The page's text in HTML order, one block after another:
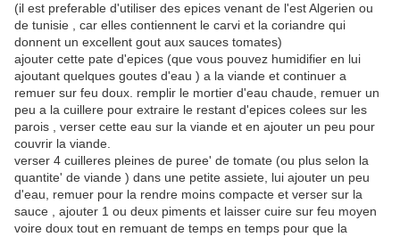
(il est preferable d'utiliser des epices venant de l'est Algerien ou
de tunisie , car elles contiennent le carvi et la coriandre qui
donnent un excellent gout aux sauces tomates)
ajouter cette pate d'epices (que vous pouvez humidifier en lui
ajoutant quelques goutes d'eau ) a la viande et continuer a
remuer sur feu doux. remplir le mortier d'eau chaude, remuer un
peu a la cuillere pour extraire le restant d'epices colees sur les
parois , verser cette eau sur la viande et en ajouter un peu pour
couvrir la viande.
verser 4 cuilleres pleines de puree' de tomate (ou plus selon la
quantite' de viande ) dans une petite assiete, lui ajouter un peu
d'eau, remuer pour la rendre moins compacte et verser sur la
sauce , ajouter 1 ou deux piments et laisser cuire sur feu moyen
voire doux tout en remuant de temps en temps pour que la